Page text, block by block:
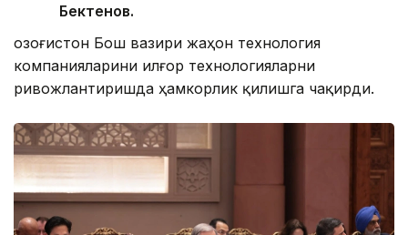
Бектенов.
Қозоғистон Бош вазири жаҳон технология
компанияларини илғор технологияларни
ривожлантиришда ҳамкорлик қилишга чақирди.